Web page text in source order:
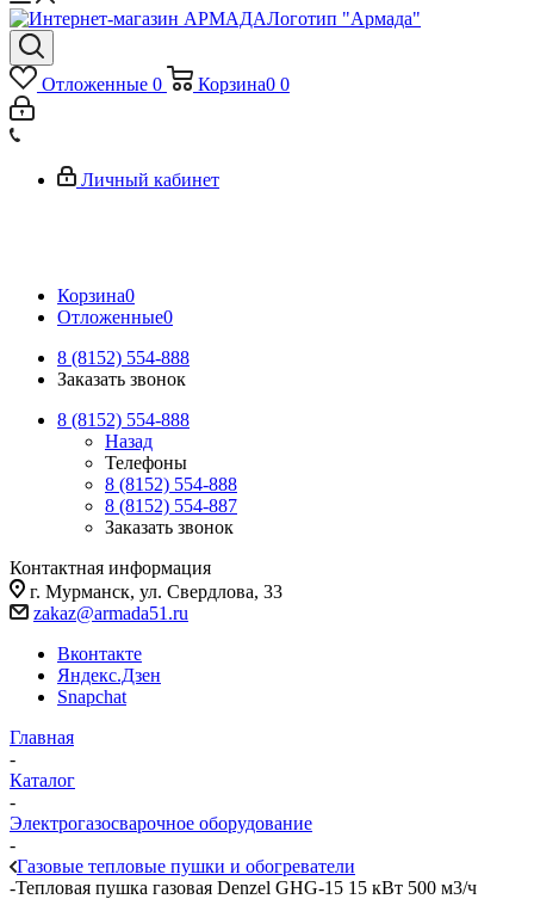
Логотип "Армада"
Отложенные 0 Корзина0 0
Личный кабинет
Корзина0
Отложенные0
8 (8152) 554-888
Заказать звонок
8 (8152) 554-888
Назад
Телефоны
8 (8152) 554-888
8 (8152) 554-887
Заказать звонок
Контактная информация
г. Мурманск, ул. Свердлова, 33
zakaz@armada51.ru
Вконтакте
Яндекс.Дзен
Snapchat
Главная
-
Каталог
-
Электрогазосварочное оборудование
-
Газовые тепловые пушки и обогреватели
-Тепловая пушка газовая Denzel GHG-15 15 кВт 500 м3/ч